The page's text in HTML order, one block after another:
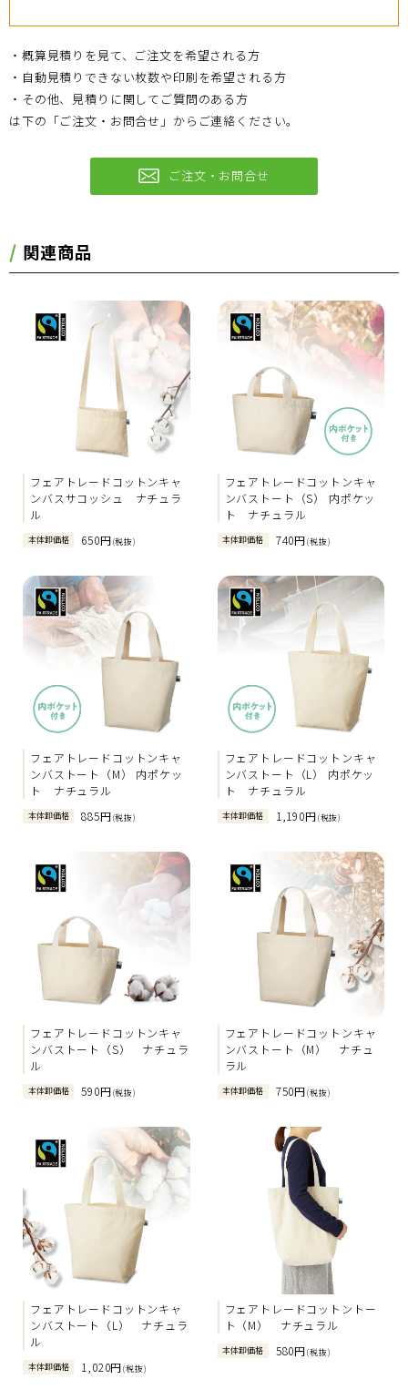
・概算見積りを見て、ご注文を希望される方
・自動見積りできない枚数や印刷を希望される方
・その他、見積りに関してご質問のある方
は下の「ご注文・お問合せ」からご連絡ください。
ご注文・お問合せ
関連商品
フェアトレードコットンキャ
ンバスサコッシュ ナチュラ
ル
本体卸価格 650円(税抜)
フェアトレードコットンキャ
ンバストート（S） 内ポケッ
ト ナチュラル
本体卸価格 740円(税抜)
フェアトレードコットンキャ
ンバストート（M） 内ポケッ
ト ナチュラル
本体卸価格 885円(税抜)
フェアトレードコットンキャ
ンバストート（L） 内ポケッ
ト ナチュラル
本体卸価格 1,190円(税抜)
フェアトレードコットンキャ
ンバストート（S） ナチュラ
ル
本体卸価格 590円(税抜)
フェアトレードコットンキャ
ンバストート（M） ナチュ
ラル
本体卸価格 750円(税抜)
フェアトレードコットンキャ
ンバストート（L） ナチュラ
ル
本体卸価格 1,020円(税抜)
フェアトレードコットントー
ト（M） ナチュラル
本体卸価格 580円(税抜)